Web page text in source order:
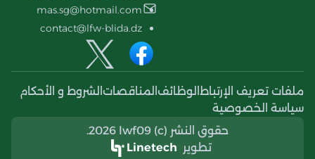
mas.sg@hotmail.com
contact@lfw-blida.dz
ملفات تعريف الإرتباط الوظائف المناقصات الشروط و الأحكام
سياسة الخصوصية
حقوق النشر (c) 2026 lwf09.
تطوير Linetech